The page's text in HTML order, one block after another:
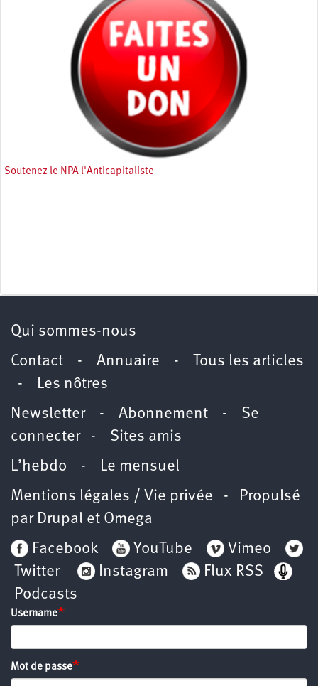
Soutenez le NPA l'Anticapitaliste
Qui sommes-nous
Contact - Annuaire - Tous les articles
-
Les nôtres
Newsletter- Abonnement - Se
connecter- Sites amis
L’hebdo -
Le mensuel
Mentions légales / Vie privée - Propulsé
par Drupal et Omega
Facebook
YouTube
Vimeo
Twitter
Instagram
Flux RSS
Podcasts
Username
Mot de passe